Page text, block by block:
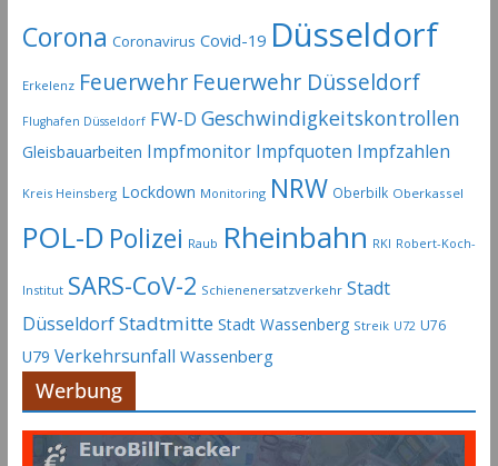
r
h
i
v
Corona Coronavirus Covid-19 Düsseldorf
Erkelenz Feuerwehr Feuerwehr Düsseldorf
Flughafen Düsseldorf FW-D Geschwindigkeitskontrollen
Gleisbauarbeiten Impfmonitor Impfquoten Impfzahlen
Kreis Heinsberg Lockdown Monitoring NRW Oberbilk Oberkassel
POL-D Polizei Raub Rheinbahn RKI Robert-Koch-
Institut SARS-CoV-2 Schienenersatzverkehr Stadt
DüsseldorfStadtmitte Stadt Wassenberg Streik U72 U76
U79 Verkehrsunfall Wassenberg
Werbung